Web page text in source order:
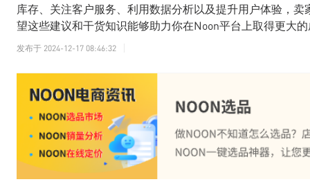
库存、关注客户服务、利用数据分析以及提升用户体验，
望这些建议和干货知识能够助力你在Noon平台上取得更大
发布于 2024-12-17 08:46:32